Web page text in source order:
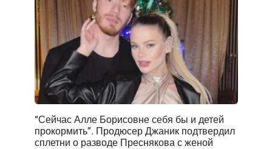
“Сейчас Алле Борисовне себя бы и детей
прокормить”. Продюсер Джаник подтвердил
сплетни о разводе Преснякова с женой